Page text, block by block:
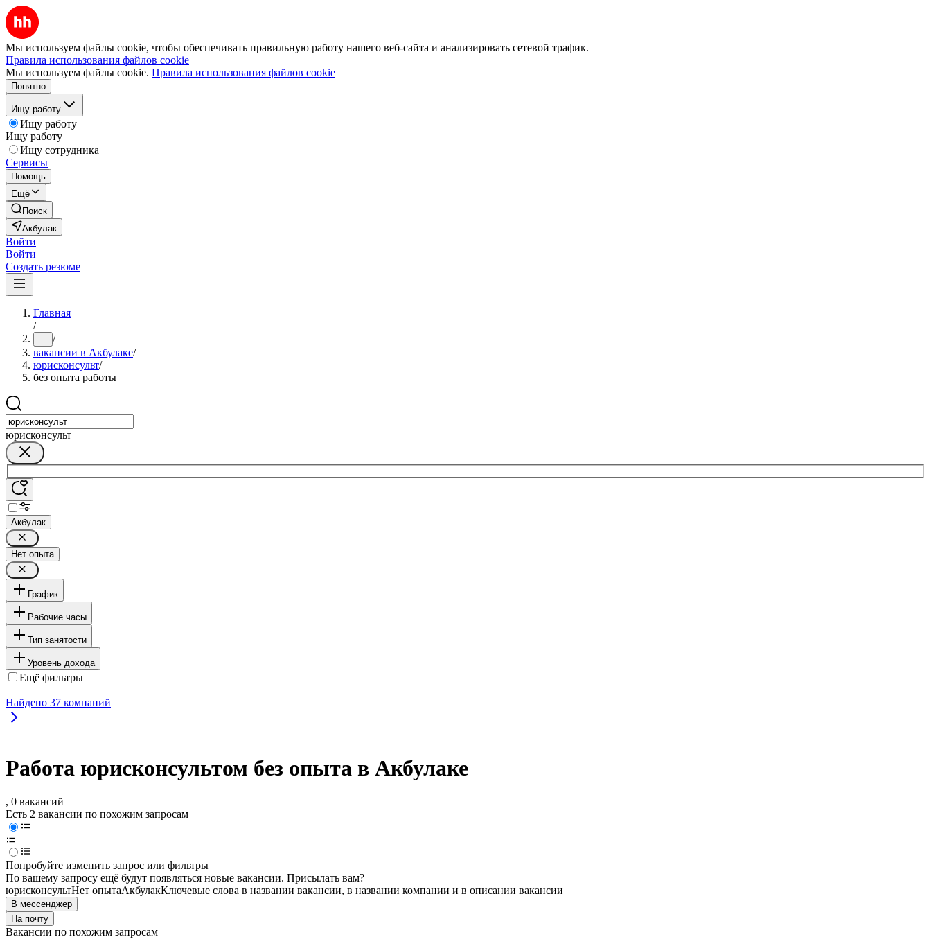
Мы используем файлы cookie, чтобы обеспечивать правильную работу нашего веб-сайта и анализировать сетевой трафик.
Правила использования файлов cookie
Мы используем файлы cookie. Правила использования файлов cookie
Понятно
Ищу работу
Ищу работу
Ищу работу
Ищу сотрудника
Сервисы
Помощь
Ещё
Поиск
Акбулак
Войти
Войти
Создать резюме
Главная
/
... /
вакансии в Акбулаке/
юрисконсульт/
без опыта работы
юрисконсульт
Акбулак
Нет опыта
График
Рабочие часы
Тип занятости
Уровень дохода
Ещё фильтры
Найдено 37 компаний
Работа юрисконсультом без опыта в Акбулаке
, 0 вакансий
Есть 2 вакансии по похожим запросам
Попробуйте изменить запрос или фильтры
По вашему запросу ещё будут появляться новые вакансии. Присылать вам?
юрисконсультНет опытаАкбулакКлючевые слова в названии вакансии, в названии компании и в описании вакансии
В мессенджер
На почту
Вакансии по похожим запросам